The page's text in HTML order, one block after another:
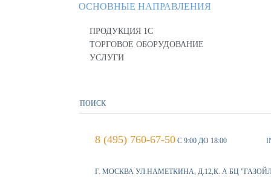
ОСНОВНЫЕ НАПРАВЛЕНИЯ
ПРОДУКЦИЯ 1С
ТОРГОВОЕ ОБОРУДОВАНИЕ
УСЛУГИ
8 (495) 760-67-50 С 9:00 ДО 18:00
Г. МОСКВА УЛ.НАМЕТКИНА, Д.12,К. А БЦ